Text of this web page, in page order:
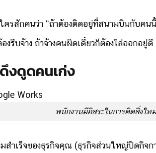
ครสักคนว่า “ถ้าต้องติดอยู่ที่สนามบินกับคน
งรีบจ้าง ถ้าจ้างคนผิดเดี๋ยวก็ต้องไล่ออกอยู่ดี
งดูดคนเก่ง
พนักงานมีอิสระในการคิดสิ่งใหม่
ำเร็จของธุรกิจคุณ (ธุรกิจส่วนใหญ่ปิดกิจก